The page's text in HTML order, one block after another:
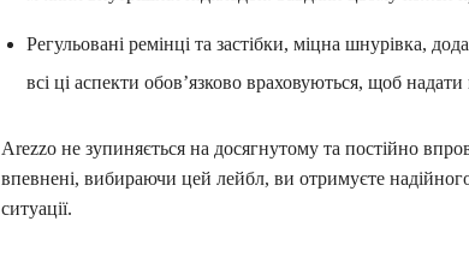
Регульовані ремінці та застібки, міцна шнурівка,
всі ці аспекти обов’язково враховуються, щоб
Arezzo не зупиняється на досягнутому та постійно
впевнені, вибираючи цей лейбл, ви отримуєте
ситуації.